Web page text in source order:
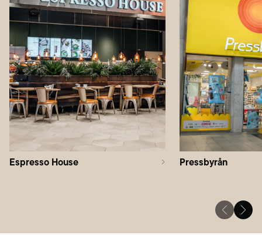
Espresso House Pressbyrån